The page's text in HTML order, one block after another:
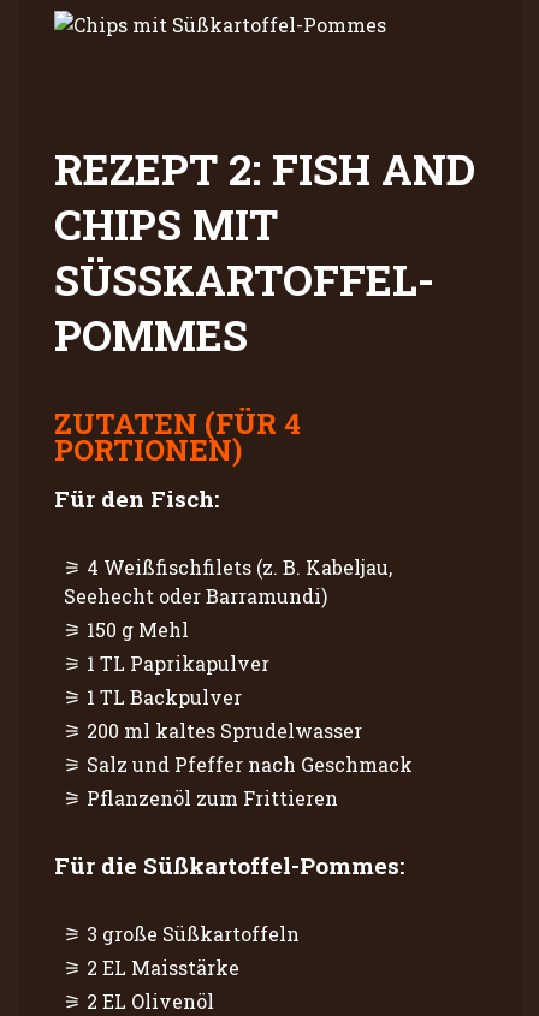
REZEPT 2: FISH AND
CHIPS MIT
SÜSSKARTOFFEL-P
OMMES
ZUTATEN (FÜR 4
PORTIONEN)
Für den Fisch:
4 Weißfischfilets (z. B. Kabeljau,
Seehecht oder Barramundi)
150 g Mehl
1 TL Paprikapulver
1 TL Backpulver
200 ml kaltes Sprudelwasser
Salz und Pfeffer nach Geschmack
Pflanzenöl zum Frittieren
Für die Süßkartoffel-Pommes:
3 große Süßkartoffeln
2 EL Maisstärke
2 EL Olivenöl